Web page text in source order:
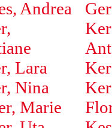
Andrea
Lara
Nina
Marie